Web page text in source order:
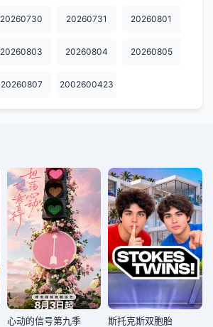
20260730 20260731 20260801
20260803 20260804 20260805
20260807 2002600423
心动的信号第九季 斯托克斯双胞胎